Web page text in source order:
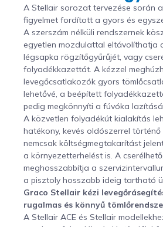
A Stellair sorozat tervezése során
figyelmet fordított a gyors és
A szerszám nélküli rendszernek
egyetlen mozdulattal eltávolíthatja
légsapka rögzítőgyűrűjét, vagy
folyadékkazettát. A kézzel
levegőcsatlakozók gyors
lehetővé, a beépített
pedig megkönnyíti a fúvóka
A közvetlen folyadékút kialakítás
hatékony, kevés oldószerrel történő
nemcsak költségmegtakarítást
a környezetterhelést is. A
meghosszabbítja a
a pisztoly hosszabb ideig tartható
Graco Stellair kézi
rugalmas és könnyű
A Stellair ACE és Stellair